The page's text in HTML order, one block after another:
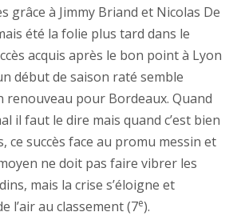
grâce à Jimmy Briand et Nicolas De
été la folie plus tard dans le
acquis après le bon point à Lyon
début de saison raté semble
renouveau pour Bordeaux. Quand
il faut le dire mais quand c’est bien
ce succès face au promu messin et
ne doit pas faire vibrer les
mais la crise s’éloigne et
l’air au classement (7e).